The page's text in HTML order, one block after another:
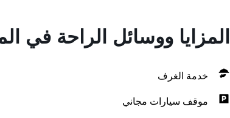
المزايا ووسائل الراحة في
خدمة الغرف
موقف سيارات مجاني